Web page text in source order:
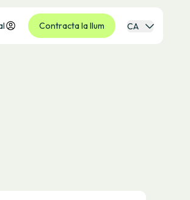
Contracta la llum CA